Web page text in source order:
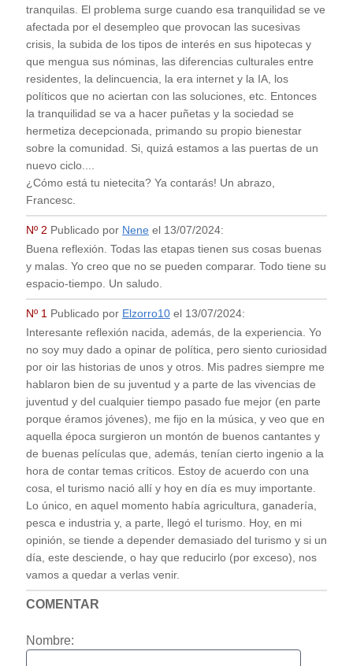
tranquilas. El problema surge cuando esa tranquilidad se ve
afectada por el desempleo que provocan las sucesivas
crisis, la subida de los tipos de interés en sus hipotecas y
que mengua sus nóminas, las diferencias culturales entre
residentes, la delincuencia, la era internet y la IA, los
políticos que no aciertan con las soluciones, etc. Entonces
la tranquilidad se va a hacer puñetas y la sociedad se
hermetiza decepcionada, primando su propio bienestar
sobre la comunidad. Si, quizá estamos a las puertas de un
nuevo ciclo....
¿Cómo está tu nietecita? Ya contarás! Un abrazo,
Francesc.
Nº 2 Publicado por Neneel 13/07/2024:
Buena reflexión. Todas las etapas tienen sus cosas buenas
y malas. Yo creo que no se pueden comparar. Todo tiene su
espacio-tiempo. Un saludo.
Nº 1Publicado por Elzorro10el 13/07/2024:
Interesante reflexión nacida, además, de la experiencia. Yo
no soy muy dado a opinar de política, pero siento curiosidad
por oir las historias de unos y otros. Mis padres siempre me
hablaron bien de su juventud y a parte de las vivencias de
juventud y del cualquier tiempo pasado fue mejor (en parte
porque éramos jóvenes), me fijo en la música, y veo que en
aquella época surgieron un montón de buenos cantantes y
de buenas películas que, además, tenían cierto ingenio a la
hora de contar temas críticos. Estoy de acuerdo con una
cosa, el turismo nació allí y hoy en día es muy importante.
Lo único, en aquel momento había agricultura, ganadería,
pesca e industria y, a parte, llegó el turismo. Hoy, en mi
opinión, se tiende a depender demasiado del turismo y si un
día, este desciende, o hay que reducirlo (por exceso), nos
vamos a quedar a verlas venir.
COMENTAR
Nombre: